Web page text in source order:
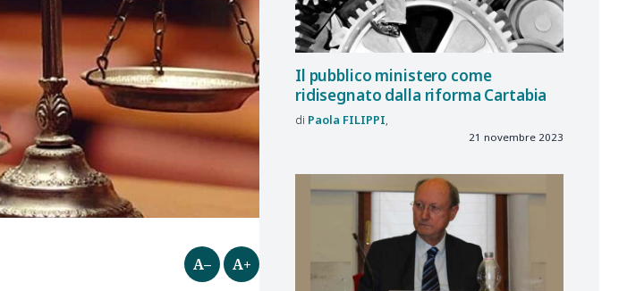
A– A+
Il pubblico ministero come
ridisegnato dalla riforma Cartabia
Paola FILIPPI
21 novembre 2023